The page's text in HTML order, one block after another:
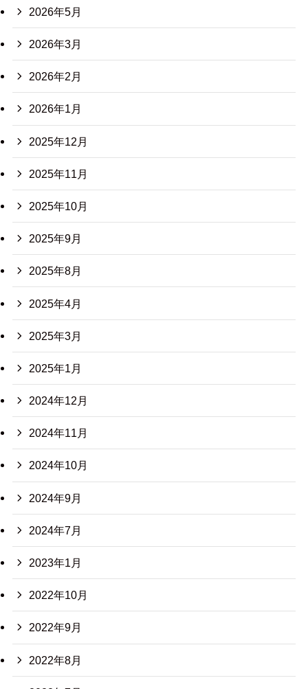
2026年5月
2026年3月
2026年2月
2026年1月
2025年12月
2025年11月
2025年10月
2025年9月
2025年8月
2025年4月
2025年3月
2025年1月
2024年12月
2024年11月
2024年10月
2024年9月
2024年7月
2023年1月
2022年10月
2022年9月
2022年8月